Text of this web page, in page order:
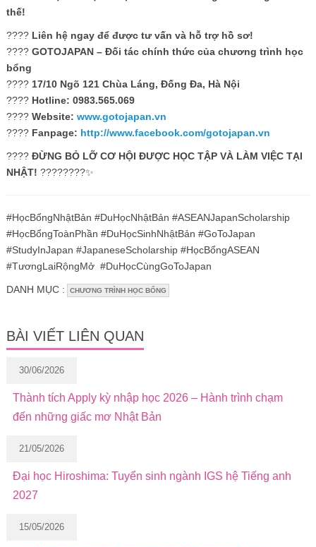
thế!
???? Liên hệ ngay để được tư vấn và hỗ trợ hồ sơ!
???? GOTOJAPAN – Đối tác chính thức của chương trình học
bổng
???? 17/10 Ngõ 121 Chùa Láng, Đống Đa, Hà Nội
???? Hotline: 0983.565.069
???? Website: www.gotojapan.vn
???? Fanpage: http://www.facebook.com/gotojapan.vn
???? ĐỪNG BỎ LỠ CƠ HỘI ĐƯỢC HỌC TẬP VÀ LÀM VIỆC TẠI
NHẬT! ????????✨
#HọcBổngNhậtBản #DuHọcNhậtBản #ASEANJapanScholarship
#HọcBổngToànPhần #DuHọcSinhNhậtBản #GoToJapan
#StudyInJapan #JapaneseScholarship #HọcBổngASEAN
#TươngLaiRộngMở #DuHọcCùngGoToJapan
DANH MỤC : CHƯƠNG TRÌNH HỌC BỔNG
BÀI VIẾT LIÊN QUAN
30/06/2026
Thành tích Apply kỳ nhập học 2026 – Hành trình chạm
đến những giấc mơ Nhật Bản
21/05/2026
Đại học Hiroshima: Tuyển sinh ngành IGS hệ Tiếng anh
2027
15/05/2026